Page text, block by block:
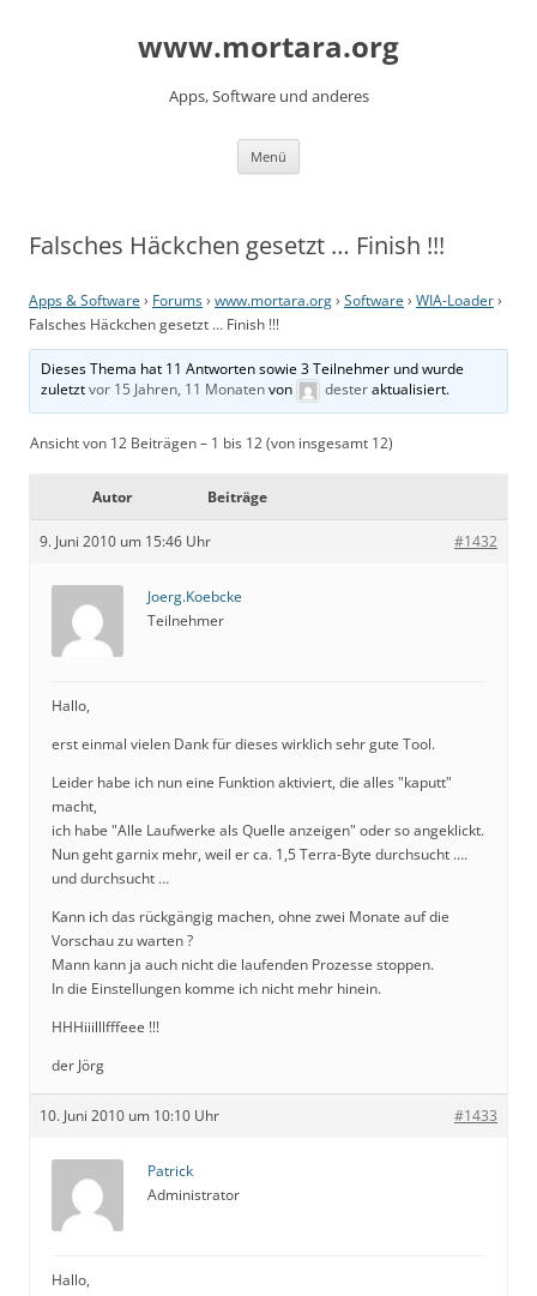
www.mortara.org
Apps, Software und anderes
Menü
Falsches Häckchen gesetzt … Finish !!!
Apps & Software › Forums› www.mortara.org› Software › WIA-Loader›
Falsches Häckchen gesetzt … Finish !!!
Dieses Thema hat 11 Antworten sowie 3 Teilnehmer und wurde
zuletztvor 15 Jahren, 11 Monatenvon desteraktualisiert.
Ansicht von 12 Beiträgen – 1 bis 12 (von insgesamt 12)
Autor Beiträge
9. Juni 2010 um 15:46 Uhr #1432
Joerg.Koebcke
Teilnehmer
Hallo,
erst einmal vielen Dank für dieses wirklich sehr gute Tool.
Leider habe ich nun eine Funktion aktiviert, die alles "kaputt"
macht,
ich habe "Alle Laufwerke als Quelle anzeigen" oder so angeklickt.
Nun geht garnix mehr, weil er ca. 1,5 Terra-Byte durchsucht ….
und durchsucht …
Kann ich das rückgängig machen, ohne zwei Monate auf die
Vorschau zu warten ?
Mann kann ja auch nicht die laufenden Prozesse stoppen.
In die Einstellungen komme ich nicht mehr hinein.
HHHiiilllfffeee !!!
der Jörg
10. Juni 2010 um 10:10 Uhr #1433
Patrick
Administrator
Hallo,